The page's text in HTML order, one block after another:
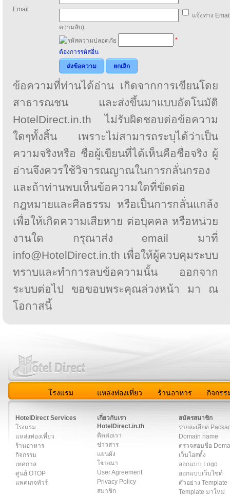
Email
แจ้งทาง
ความลับ)
*
ต้องการรหัสอื่น
ส่งข้อความ
ยกเลิก
ข้อความที่ท่านได้อ่าน เกิดจากการเขียนโดย
สาธารณชน และส่งขึ้นมาแบบอัตโนมัติ
HotelDirect.in.th ไม่รับผิดชอบต่อข้อความ
ใดๆทั้งสิ้น เพราะไม่สามารถระบุได้ว่าเป็น
ความจริงหรือ ชื่อผู้เขียนที่ได้เห็นคือชื่อจริง ผู้
อ่านจึงควรใช้วิจารณญาณในการกลั่นกรอง
และถ้าท่านพบเห็นข้อความใดที่ขัดต่อ
กฎหมายและศีลธรรม หรือเป็นการกลั่นแกล้ง
เพื่อให้เกิดความเสียหาย ต่อบุคคล หรือหน่วย
งานใด กรุณาส่ง email มาที่
info@HotelDirect.in.th เพื่อให้ผู้ควบคุมระบบ
ทราบและทำการลบข้อความนั้น ออกจาก
ระบบต่อไป ขอขอบพระคุณล่วงหน้า มา ณ
โอกาสนี้
โรงแรม แหล่งท่องเที่ยว ร้านอาหาร กิจกรร
HotelDirect Services
โรงแรม
แหล่งท่องเที่ยว
ร้านอาหาร
กิจกรรม
เทศกาล
ศูนย์ OTOP
แพคเกจทัวร์
เกี่ยวกับเรา
HotelDirect.in.th
ติดต่อเรา
ข่าวสาร
แผนผัง
โฆษณา
User Agreement
Privacy Policy
สมาชิก
สมัครสมาชิก
รายละเอียด
Domain name
ตรวจสอบชื่อ
เว็บโฮสติ้ง
ออกแบบ Logo
ออกแบบเว็บไซต์
ตัวอย่าง Template
Template มาใหม่